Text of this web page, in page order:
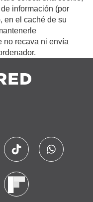
información (por
en el caché de su
no recava ni envía